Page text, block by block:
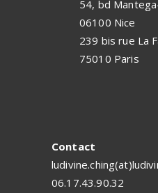
54, bd
06100 Nice
239 bis rue La
75010 Paris
Contact
06.17.43.90.32